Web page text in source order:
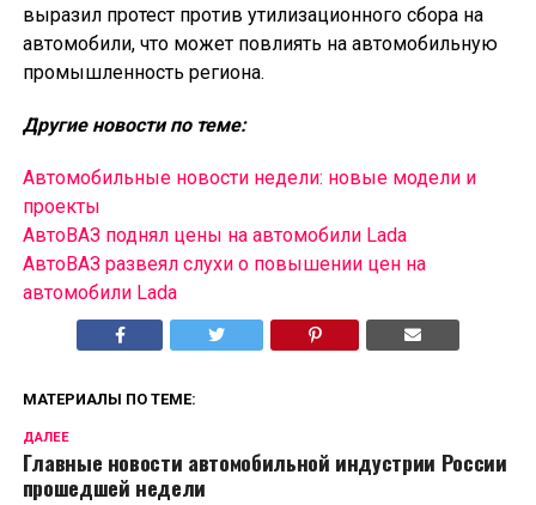
выразил протест против утилизационного сбора на
автомобили, что может повлиять на автомобильную
промышленность региона.
Другие новости по теме:
Автомобильные новости недели: новые модели и
проекты
АвтоВАЗ поднял цены на автомобили Lada
АвтоВАЗ развеял слухи о повышении цен на
автомобили Lada
МАТЕРИАЛЫ ПО ТЕМЕ:
ДАЛЕЕ
Главные новости автомобильной индустрии России
прошедшей недели